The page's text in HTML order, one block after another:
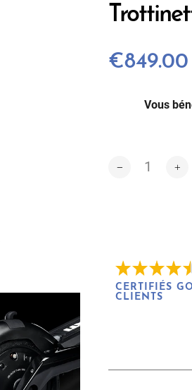
€849.00
Vous
CERTIFIÉS
CLIENTS